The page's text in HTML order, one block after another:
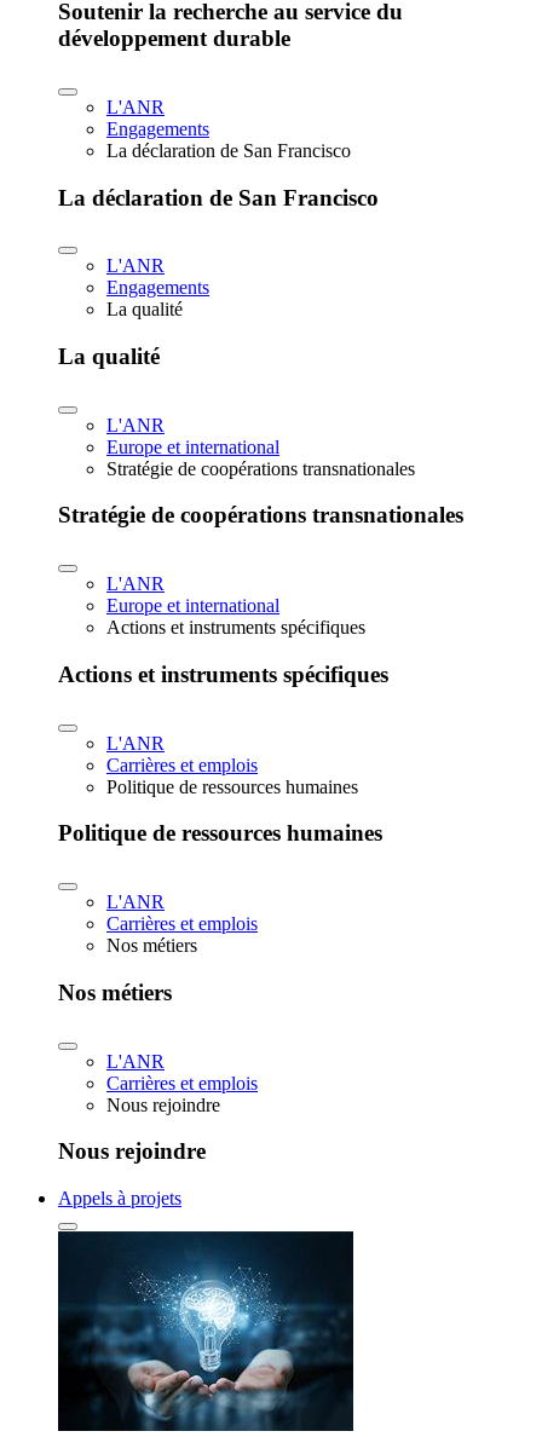
Soutenir la recherche au service du
développement durable
L'ANR
Engagements
La déclaration de San Francisco
La déclaration de San Francisco
L'ANR
Engagements
La qualité
La qualité
L'ANR
Europe et international
Stratégie de coopérations transnationales
Stratégie de coopérations transnationales
L'ANR
Europe et international
Actions et instruments spécifiques
Actions et instruments spécifiques
L'ANR
Carrières et emplois
Politique de ressources humaines
Politique de ressources humaines
L'ANR
Carrières et emplois
Nos métiers
Nos métiers
L'ANR
Carrières et emplois
Nous rejoindre
Nous rejoindre
Appels à projets